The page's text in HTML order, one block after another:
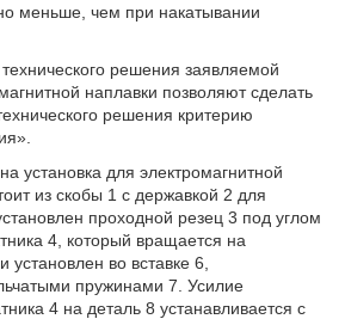
меньше, чем при накатывании
решения заявляемой
наплавки позволяют сделать
решения критерию
установка для электромагнитной
из скобы 1 с державкой 2 для
проходной резец 3 под углом
4, который вращается на
во вставке 6,
пружинами 7. Усилие
4 на деталь 8 устанавливается с